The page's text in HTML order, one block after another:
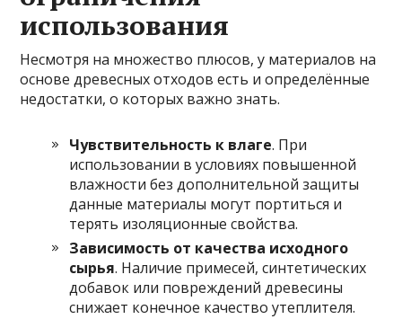
использования
Несмотря на множество плюсов, у материалов на
основе древесных отходов есть и определённые
недостатки, о которых важно знать.
Чувствительность к влаге. При
использовании в условиях повышенной
влажности без дополнительной защиты
данные материалы могут портиться и
терять изоляционные свойства.
Зависимость от качества исходного
сырья. Наличие примесей, синтетических
добавок или повреждений древесины
снижает конечное качество утеплителя.